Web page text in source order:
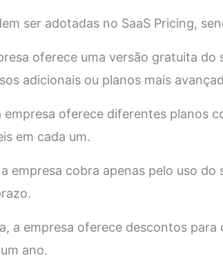
ser adotadas no SaaS Pricing,
oferece uma versão gratuita do
adicionais ou planos mais
empresa oferece diferentes planos
em cada um.
empresa cobra apenas pelo uso do
a empresa oferece descontos para
ano.